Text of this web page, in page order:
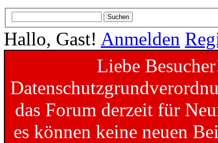
Hallo, Gast! Anmelden
Liebe
das Forum derzeit für
es können keine neuen